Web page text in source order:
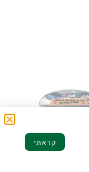
קראתי